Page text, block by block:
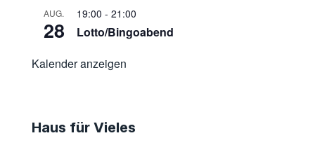
AUG.
28
19:00 - 21:00
Lotto/Bingoabend
Kalender anzeigen
Haus für Vieles